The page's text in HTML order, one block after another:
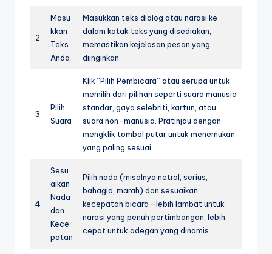
2
Masu
kkan
Teks
Anda
Masukkan teks dialog atau narasi ke
dalam kotak teks yang disediakan,
memastikan kejelasan pesan yang
diinginkan.
3
Pilih
Suara
Klik “Pilih Pembicara” atau serupa untuk
memilih dari pilihan seperti suara manusia
standar, gaya selebriti, kartun, atau
suara non-manusia. Pratinjau dengan
mengklik tombol putar untuk menemukan
yang paling sesuai.
4
Sesu
aikan
Nada
dan
Kece
patan
Pilih nada (misalnya netral, serius,
bahagia, marah) dan sesuaikan
kecepatan bicara—lebih lambat untuk
narasi yang penuh pertimbangan, lebih
cepat untuk adegan yang dinamis.